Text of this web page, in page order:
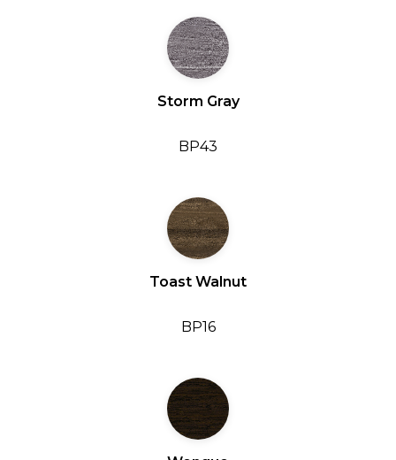
Storm Gray
BP43
Toast Walnut
BP16